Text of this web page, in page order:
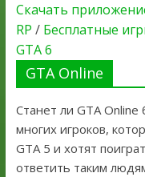
Скачать
RP / Бесплатные
GTA 6
GTA Online
Станет ли GTA Online
многих игроков,
GTA 5 и хотят
ответить таким